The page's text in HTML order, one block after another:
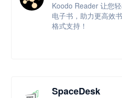
Koodo Reader 让您
电子书，助力更高效
格式支持！
SpaceDesk